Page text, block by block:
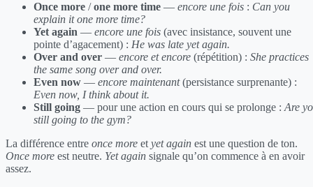
Once more /one more time — encore une fois : Can you
explain it one more time?
Yet again — encore une fois (avec insistance, souvent une
pointe d’agacement) : He was late yet again.
Over and over — encore et encore (répétition) : She practices
the same song over and over.
Even now — encore maintenant(persistance surprenante) :
Even now, I think about it.
Still going — pour une action en cours qui se prolonge :Are
still going to the gym?
La différence entre once more etyet again est une question de ton.
Once more est neutre. Yet again signale qu’on commence à en avoir
assez.